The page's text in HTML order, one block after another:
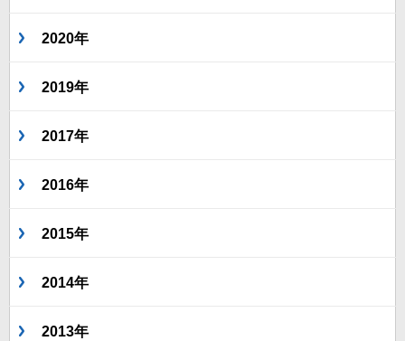
2020年
2019年
2017年
2016年
2015年
2014年
2013年